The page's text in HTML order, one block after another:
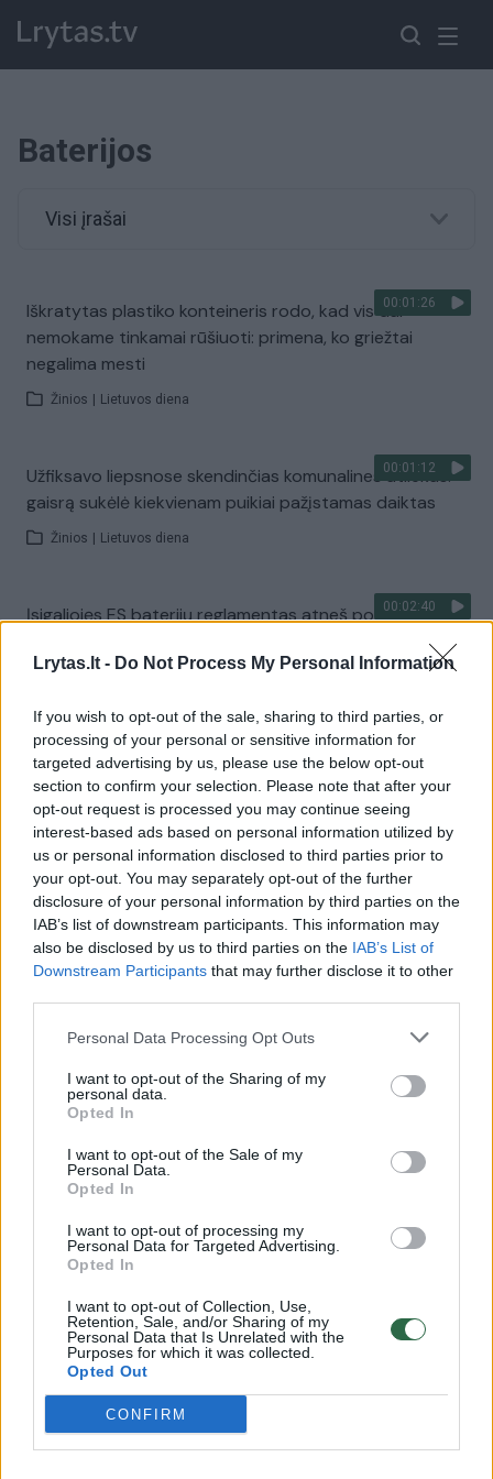
Lrytas.lt - Do Not Process My Personal Information
If you wish to opt-out of the sale, sharing to third parties, or
processing of your personal or sensitive information for
targeted advertising by us, please use the below opt-out
section to confirm your selection. Please note that after your
opt-out request is processed you may continue seeing
interest-based ads based on personal information utilized by
us or personal information disclosed to third parties prior to
your opt-out. You may separately opt-out of the further
disclosure of your personal information by third parties on the
IAB’s list of downstream participants. This information may
also be disclosed by us to third parties on the IAB’s List of
Downstream Participants that may further disclose it to other
Personal Data Processing Opt Outs
I want to opt-out of the Sharing of my
personal data.
Opted In
I want to opt-out of the Sale of my
Personal Data.
Opted In
I want to opt-out of processing my
Personal Data for Targeted Advertising.
Opted In
I want to opt-out of Collection, Use,
Retention, Sale, and/or Sharing of my
Personal Data that Is Unrelated with the
Purposes for which it was collected.
Opted Out
CONFIRM
Baterijos
Visi įrašai
00:01:26
Iškratytas plastiko konteineris rodo, kad vis dar
nemokame tinkamai rūšiuoti: primena, ko griežtai
negalima mesti
Žinios Lietuvos diena
00:01:12
Užfiksavo liepsnose skendinčias komunalines atliekas:
gaisrą sukėlė kiekvienam puikiai pažįstamas daiktas
Žinios Lietuvos diena
00:02:40
Įsigaliojęs ES baterijų reglamentas atneš pokyčių ir
Žinios
00:02:10
Baterijų parkuose – nelaimės atveju padėsiančios
sistemos: užtikrins nepertraukiamą elektros tiekimą
Žinios | Lietuvos diena
00:02:02
Nuostoliai dėl elektros dingimo – praeitis: patvirtinta
100 mln. parama baterijoms, atkuriančioms elektrą
Žinios | Lietuvos diena
Ar žinome, kodėl svarbu rūšiuoti nešiojamus
Žinios | Lietuvos diena
00:03:47
Pasakė, kur mesti pasenusias nešiojamąsias baterijas ir
akumuliatorius
Žinios | Lietuvos diena
Nešiojamųjų baterijų ir akumuliatorių atliekų tvarkymas
Žinios | Verslas
Klaipėdietis važinėjasi seniausiu elektromobiliu
Europoje